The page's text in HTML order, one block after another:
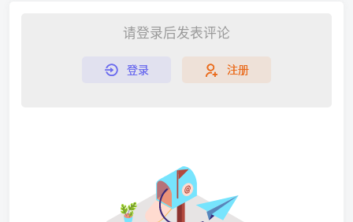
请登录后发表评论
登录 注册